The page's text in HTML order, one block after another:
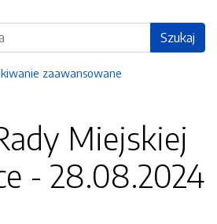
Szukaj
zaawansowane
Miejskiej
- 28.08.2024